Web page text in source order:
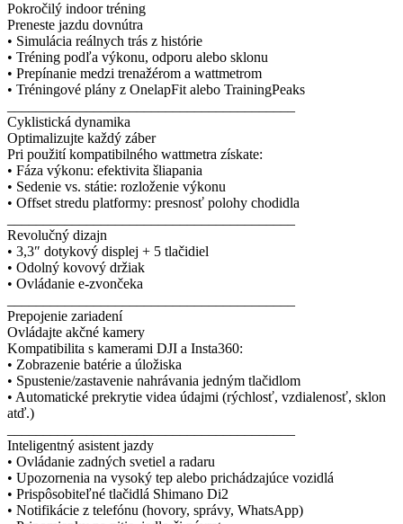
Pokročilý indoor tréning
Preneste jazdu dovnútra
• Simulácia reálnych trás z histórie
• Tréning podľa výkonu, odporu alebo sklonu
• Prepínanie medzi trenažérom a wattmetrom
• Tréningové plány z OnelapFit alebo TrainingPeaks
Cyklistická dynamika
Optimalizujte každý záber
Pri použití kompatibilného wattmetra získate:
• Fáza výkonu: efektivita šliapania
• Sedenie vs. státie: rozloženie výkonu
• Offset stredu platformy: presnosť polohy chodidla
Revolučný dizajn
• 3,3″ dotykový displej + 5 tlačidiel
• Odolný kovový držiak
• Ovládanie e-zvončeka
Prepojenie zariadení
Ovládajte akčné kamery
Kompatibilita s kamerami DJI a Insta360:
• Zobrazenie batérie a úložiska
• Spustenie/zastavenie nahrávania jedným tlačidlom
• Automatické prekrytie videa údajmi (rýchlosť, vzdialenosť, sklon
atď.)
Inteligentný asistent jazdy
• Ovládanie zadných svetiel a radaru
• Upozornenia na vysoký tep alebo prichádzajúce vozidlá
• Prispôsobiteľné tlačidlá Shimano Di2
• Notifikácie z telefónu (hovory, správy, WhatsApp)